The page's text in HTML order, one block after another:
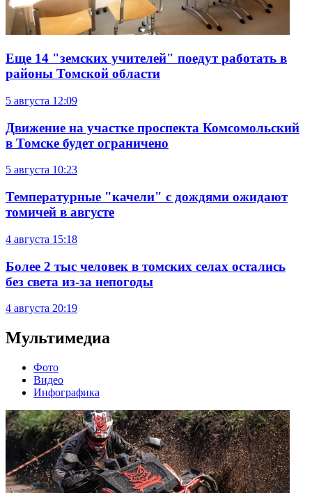
Еще 14 "земских учителей" поедут работать в
районы Томской области
5 августа 12:09
Движение на участке проспекта Комсомольский
в Томске будет ограничено
5 августа 10:23
Температурные "качели" с дождями ожидают
томичей в августе
4 августа 15:18
Более 2 тыс человек в томских селах остались
без света из-за непогоды
4 августа 20:19
Мультимедиа
Фото
Видео
Инфографика